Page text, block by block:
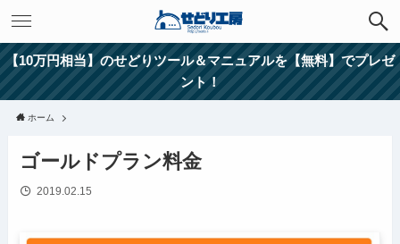
【10万円相当】のせどりツール＆マニュアルを【無料】でプレゼ
ント！
ホーム
ゴールドプラン料金
2019.02.15